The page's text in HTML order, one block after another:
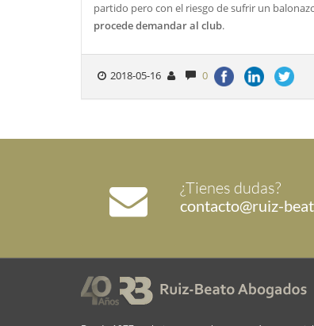
partido pero con el riesgo de sufrir un
procede demandar al club.
2018-05-16 0
¿Tienes dudas?
contacto@ruiz-